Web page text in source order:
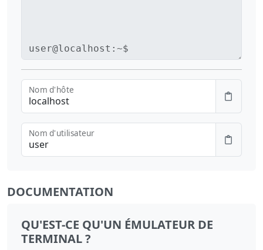
user@localhost:~$
Nom d'hôte
Nom d'utilisateur
DOCUMENTATION
QU'EST-CE QU'UN ÉMULATEUR DE
TERMINAL ?